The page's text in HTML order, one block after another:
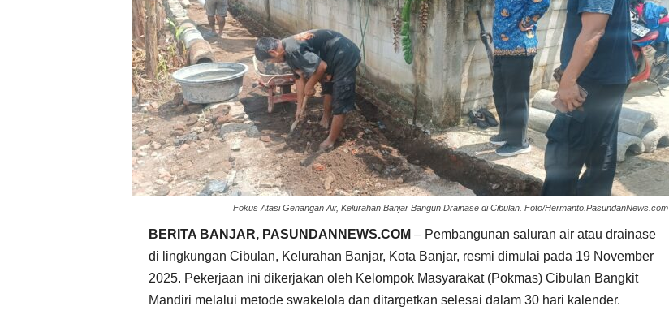
Fokus Atasi Genangan Air, Kelurahan Banjar Bangun Drainase di Cibulan. Foto/Hermanto.PasundanNews.com
BERITA BANJAR, PASUNDANNEWS.COM – Pembangunan saluran air atau drainase
di lingkungan Cibulan, Kelurahan Banjar, Kota Banjar, resmi dimulai pada 19 November
2025. Pekerjaan ini dikerjakan oleh Kelompok Masyarakat (Pokmas) Cibulan Bangkit
Mandiri melalui metode swakelola dan ditargetkan selesai dalam 30 hari kalender.